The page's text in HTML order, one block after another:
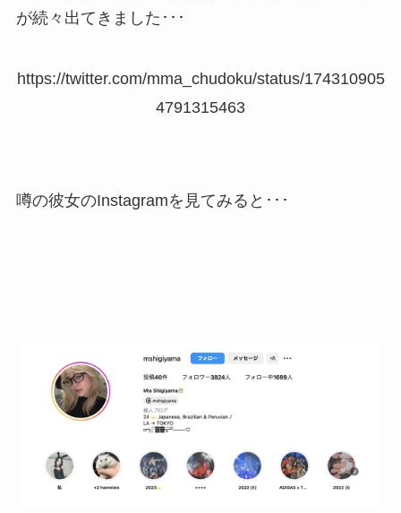
が続々出てきました･･･
https://twitter.com/mma_chudoku/status/174310905
4791315463
噂の彼女のInstagramを見てみると･･･